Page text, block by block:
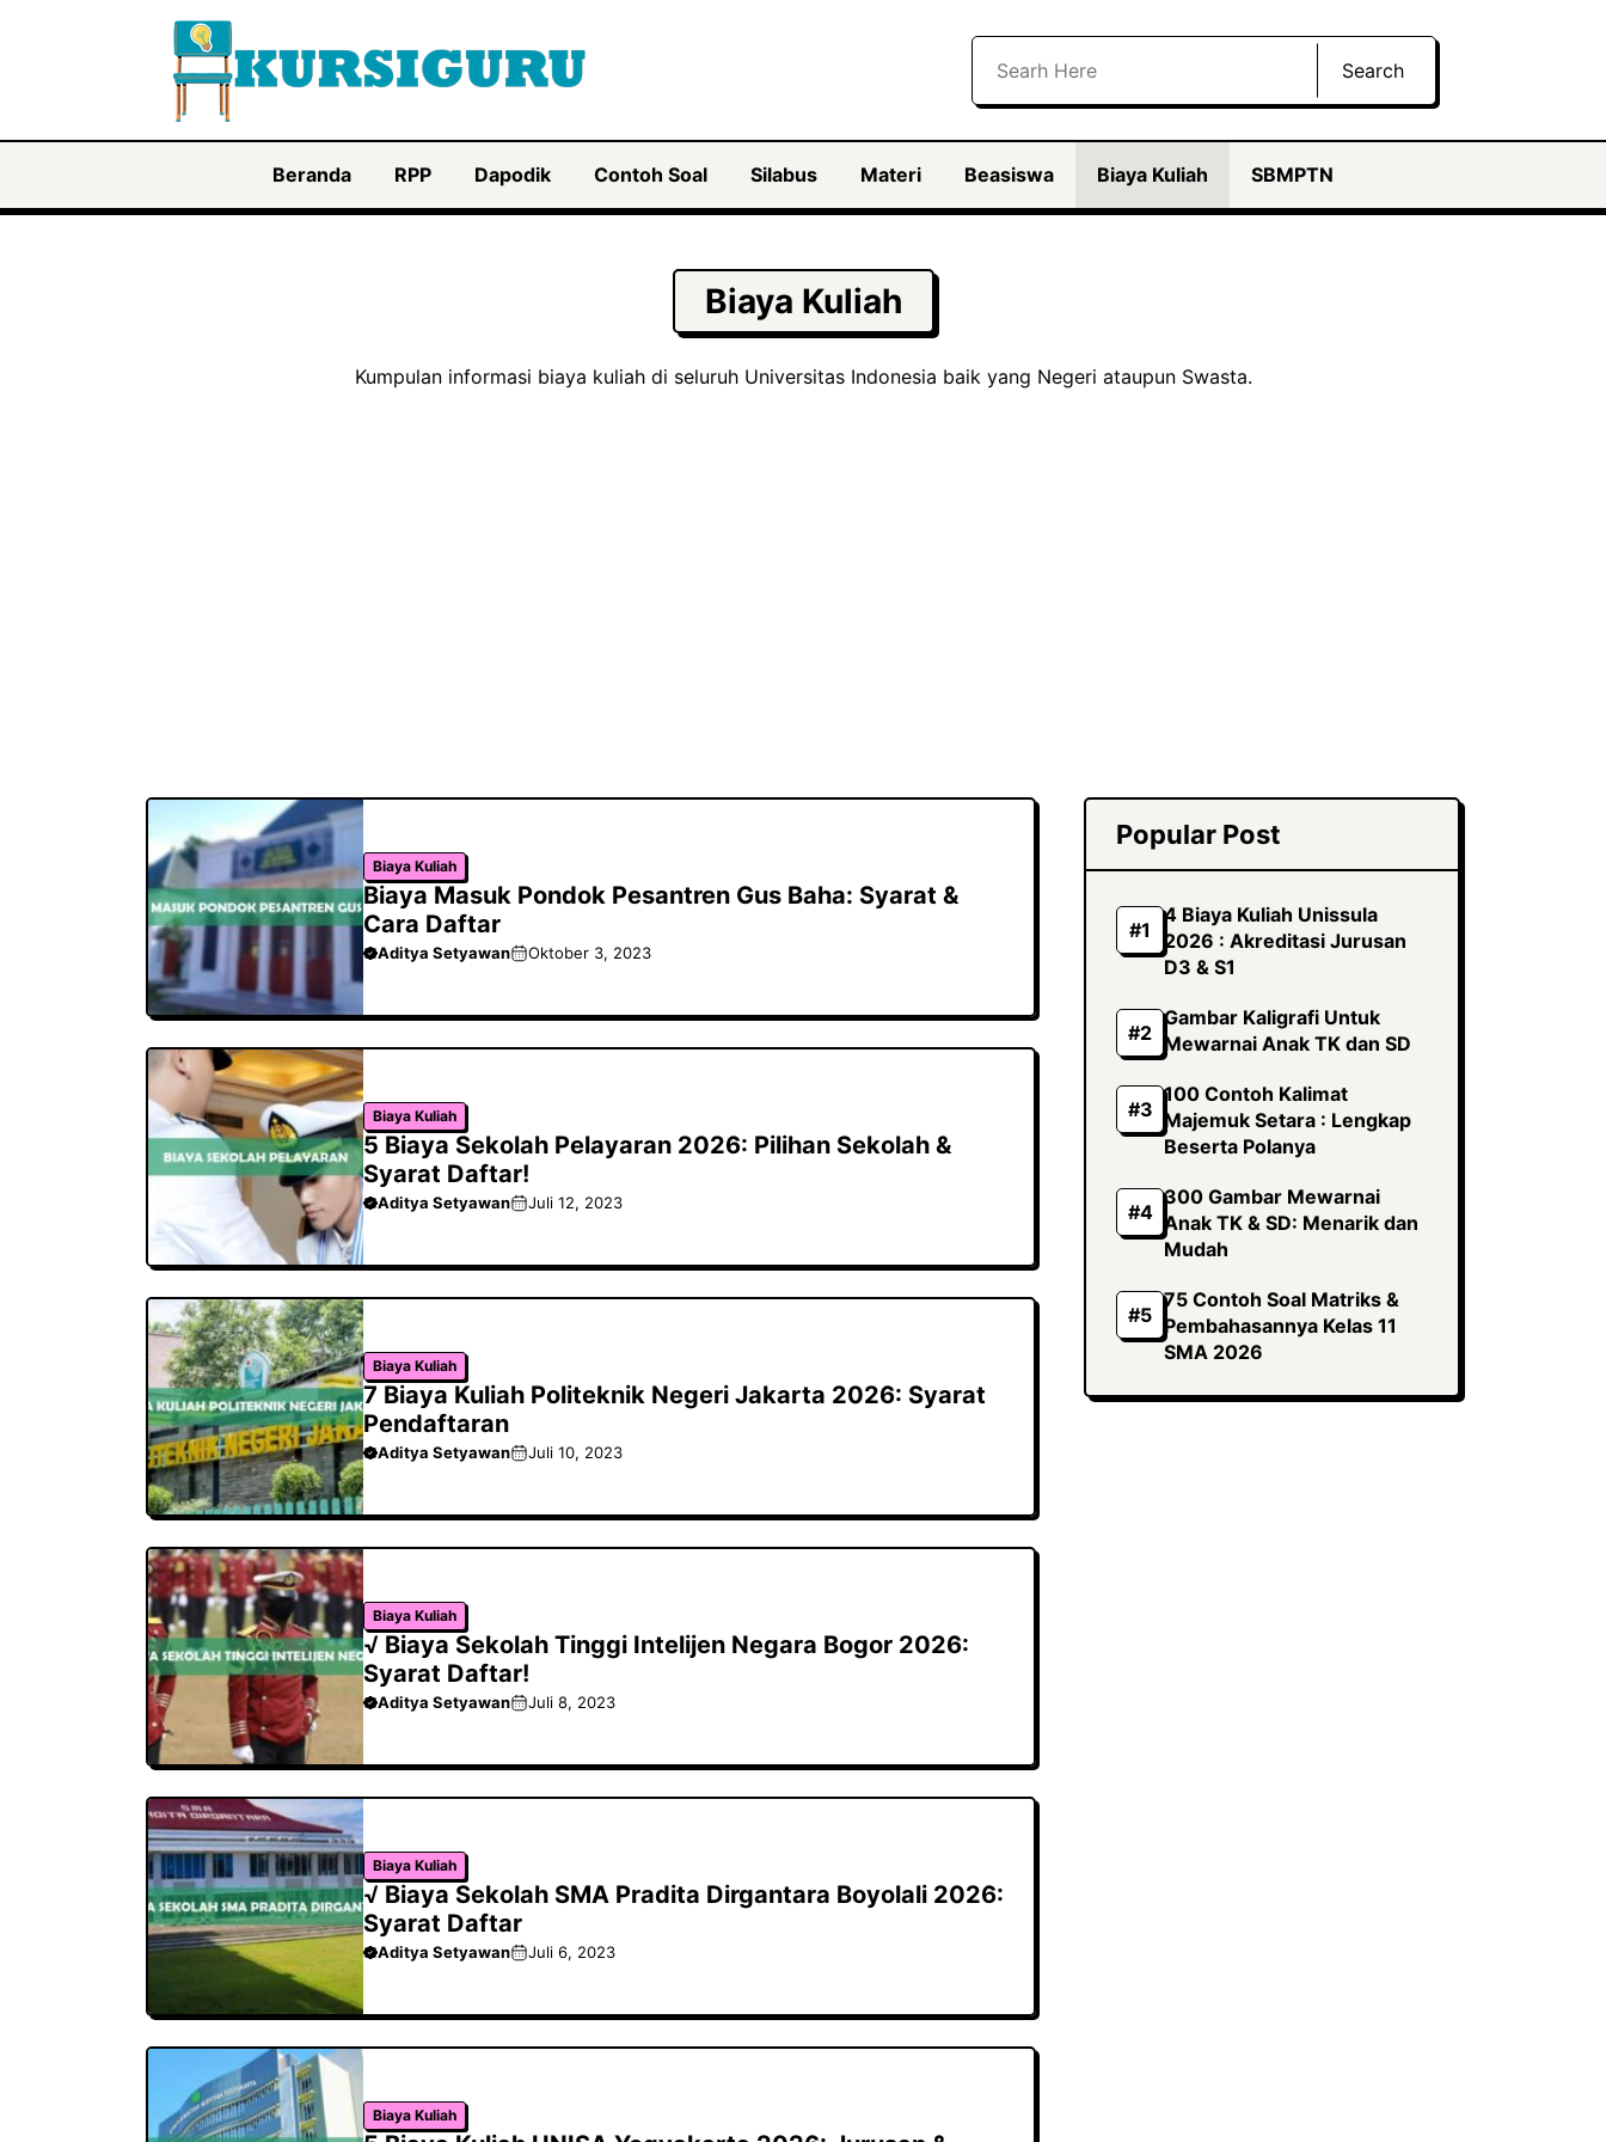
Search
Search
Beranda RPP Dapodik Contoh Soal Silabus Materi Beasiswa Biaya Kuliah SBMPTN
Biaya Kuliah
Kumpulan informasi biaya kuliah di seluruh Universitas Indonesia baik yang Negeri ataupun Swasta.
Biaya Kuliah
Biaya Masuk Pondok Pesantren Gus Baha: Syarat &
Cara Daftar
Aditya Setyawan Oktober 3, 2023
Biaya Kuliah
5 Biaya Sekolah Pelayaran 2026: Pilihan Sekolah &
Syarat Daftar!
Aditya Setyawan Juli 12, 2023
Biaya Kuliah
7 Biaya Kuliah Politeknik Negeri Jakarta 2026: Syarat
Pendaftaran
Aditya Setyawan Juli 10, 2023
Biaya Kuliah
√ Biaya Sekolah Tinggi Intelijen Negara Bogor 2026:
Syarat Daftar!
Aditya Setyawan Juli 8, 2023
Biaya Kuliah
√ Biaya Sekolah SMA Pradita Dirgantara Boyolali 2026:
Syarat Daftar
Aditya Setyawan Juli 6, 2023
Biaya Kuliah
Popular Post
4 Biaya Kuliah Unissula
2026 : Akreditasi Jurusan
D3 & S1
Gambar Kaligrafi Untuk
Mewarnai Anak TK dan SD
100 Contoh Kalimat
Majemuk Setara : Lengkap
Beserta Polanya
300 Gambar Mewarnai
Anak TK & SD: Menarik dan
Mudah
75 Contoh Soal Matriks &
Pembahasannya Kelas 11
SMA 2026